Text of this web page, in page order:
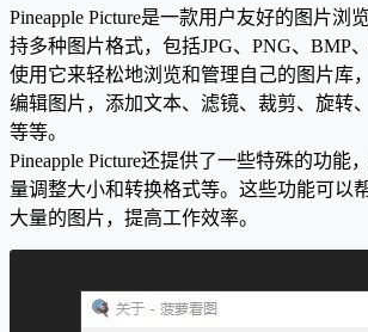
Pineapple Picture是一款用户友好的图片浏
持多种图片格式，包括JPG、PNG、BMP
使用它来轻松地浏览和管理自己的图片库
编辑图片，添加文本、滤镜、裁剪、旋转
等等。
Pineapple Picture还提供了一些特殊的功能
量调整大小和转换格式等。这些功能可以
大量的图片，提高工作效率。